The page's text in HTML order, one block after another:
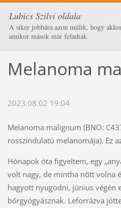
Lubics Szilvi oldala
A siker jobbára azon múlik, hogy
amikor mások már feladták.
Melanoma
2023.08.02 19:04
Melanoma malignum (BNO:
rosszindulatú melanomája). Ez
Hónapok óta figyeltem, egy
volt nagy, de mintha nőtt volna
hagyott nyugodni, június végén
bőrgyógyásznak. Leforrázva